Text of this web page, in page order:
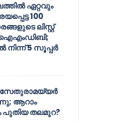
ഏറ്റവും
100
ലിസ്റ്റ്
ഐഎംഡിബി;
നിന്ന് 5 സൂപ്പർ
സേതുരാമയ്യർ
ആറാം
പുതിയ തലമുറ?